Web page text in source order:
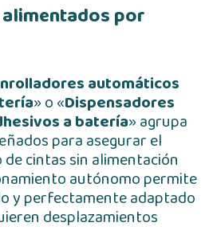
por
automáticos
» o «Dispensadores
a batería» agrupa
para asegurar el
cintas sin alimentación
autónomo permite
y perfectamente adaptado
desplazamientos